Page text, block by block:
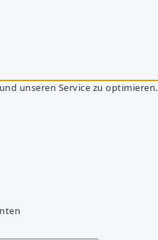
unseren Service zu optimieren.